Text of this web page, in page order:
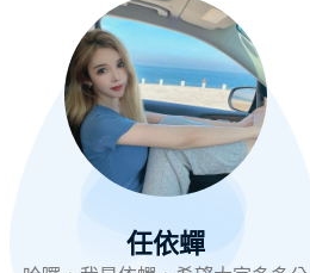
任依蟬